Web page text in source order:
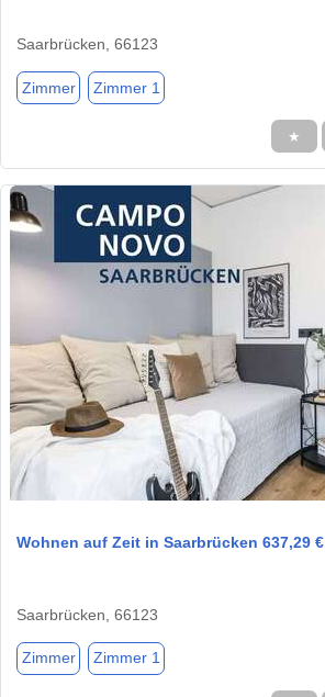
Saarbrücken, 66123
Zimmer Zimmer 1
★
Wohnen auf Zeit in Saarbrücken 637,29 €
Saarbrücken, 66123
Zimmer Zimmer 1